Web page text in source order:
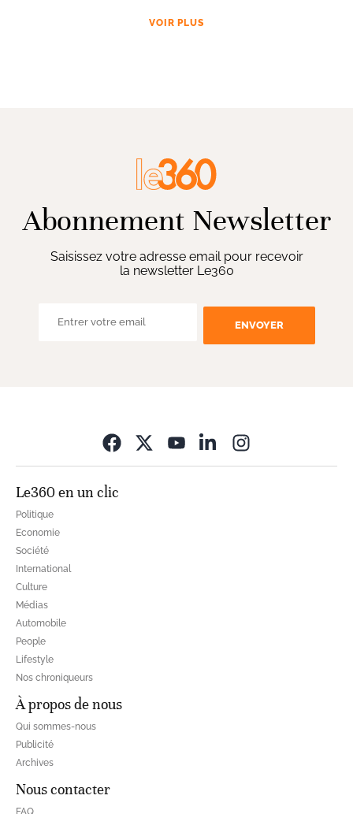
VOIR PLUS
Abonnement Newsletter
Saisissez votre adresse email pour recevoir
la newsletter Le360
ENVOYER
Le360 en un clic
Politique
Economie
Société
International
Culture
Médias
Automobile
People
Lifestyle
Nos chroniqueurs
À propos de nous
Qui sommes-nous
Publicité
Archives
Nous contacter